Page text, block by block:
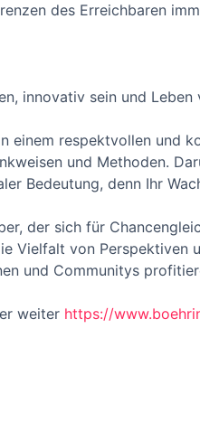
des Erreichbaren
innovativ sein und Leben
einem respektvollen und
und Methoden.
Bedeutung, denn Ihr
der sich für
Vielfalt von Perspektiven
und Communitys
weiter https://